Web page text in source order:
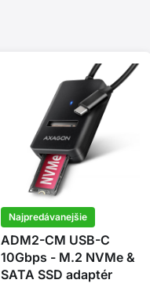
Najpredávanejšie
ADM2-CM USB-C
10Gbps - M.2 NVMe &
SATA SSD adaptér